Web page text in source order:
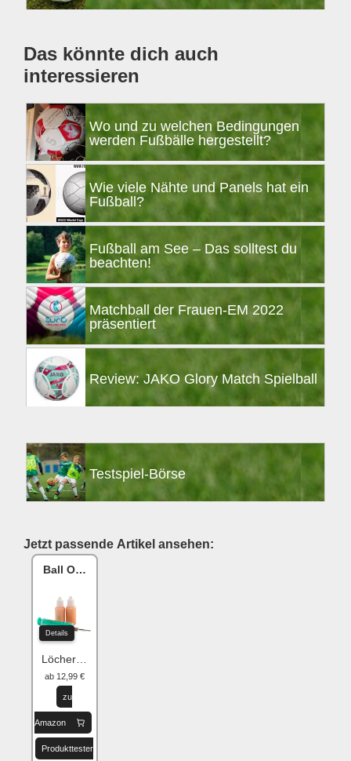
Das könnte dich auch
interessieren
Wo und zu welchen Bedingungen
werden Fußbälle hergestellt?
Wie viele Nähte und Panels hat ein
Fußball?
Fußball am See – Das solltest du
beachten!
Matchball der Frauen-EM 2022
präsentiert
Review: JAKO Glory Match Spielball
Testspiel-Börse
Jetzt passende Artikel ansehen:
Ball One Reparaturset
Details
Löcher flicken
ab 12,99 €
zu
Amazon
Produkttester